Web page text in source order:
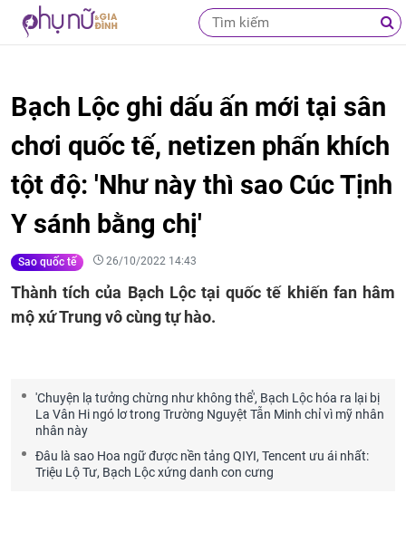
Bạch Lộc ghi dấu ấn mới tại sân
chơi quốc tế, netizen phấn khích
tột độ: 'Như này thì sao Cúc Tịnh
Y sánh bằng chị'
Sao quốc tế 26/10/2022 14:43
Thành tích của Bạch Lộc tại quốc tế khiến fan hâm
mộ xứ Trung vô cùng tự hào.
'Chuyện lạ tưởng chừng như không thể', Bạch Lộc hóa ra lại bị
La Vân Hi ngó lơ trong Trường Nguyệt Tẫn Minh chỉ vì mỹ nhân
nhân này
Đâu là sao Hoa ngữ được nền tảng QIYI, Tencent ưu ái nhất:
Triệu Lộ Tư, Bạch Lộc xứng danh con cưng